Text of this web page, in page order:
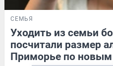
СЕМЬЯ
Уходить из семьи
посчитали размер
Приморье по